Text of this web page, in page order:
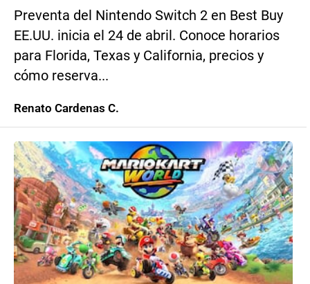
Preventa del Nintendo Switch 2 en Best Buy
EE.UU. inicia el 24 de abril. Conoce horarios
para Florida, Texas y California, precios y
cómo reserva...
Renato Cardenas C.